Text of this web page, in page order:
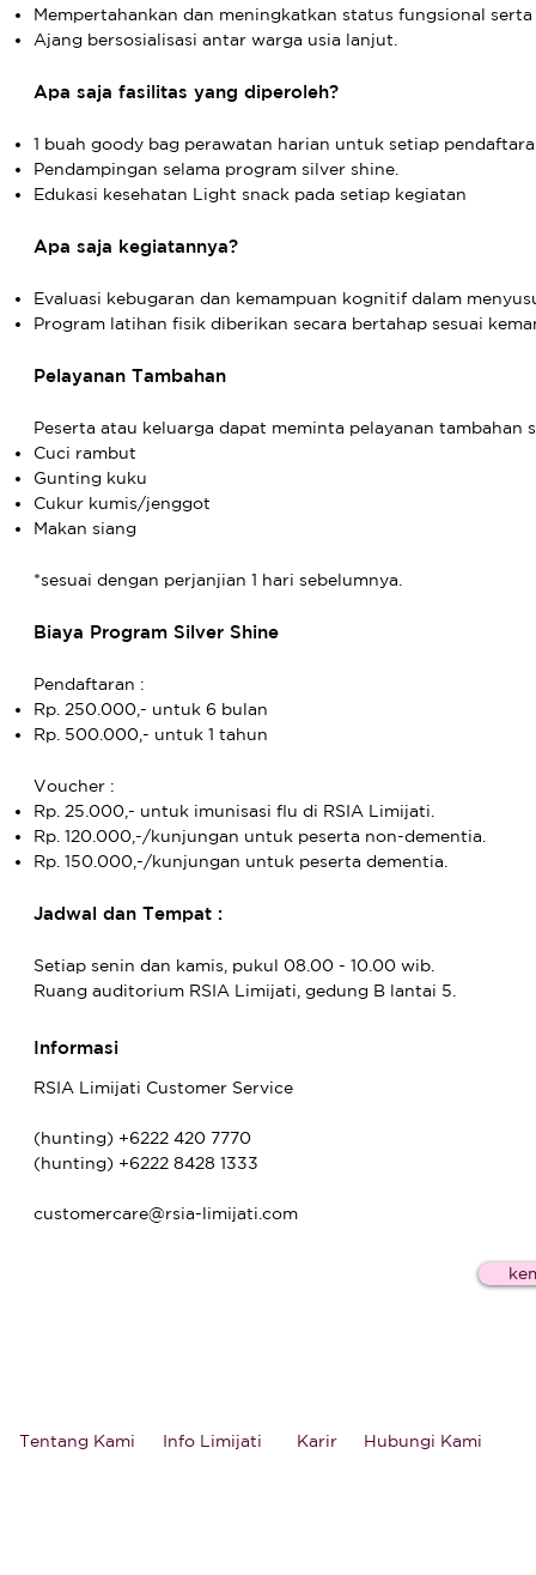
Mempertahankan dan meningkatkan status fungsional
Ajang bersosialisasi antar warga usia lanjut.
Apa saja fasilitas yang diperoleh?
1 buah goody bag perawatan harian untuk setiap
Pendampingan selama program silver shine.
Edukasi kesehatan Light snack pada setiap kegiatan
Apa saja kegiatannya?
Evaluasi kebugaran dan kemampuan kognitif dalam
Program latihan fisik diberikan secara bertahap sesuai
Pelayanan Tambahan
Peserta atau keluarga dapat meminta pelayanan tambahan
Cuci rambut
Gunting kuku
Cukur kumis/jenggot
Makan siang
*sesuai dengan perjanjian 1 hari sebelumnya.
Biaya Program Silver Shine
Pendaftaran :
Rp. 250.000,- untuk 6 bulan
Rp. 500.000,- untuk 1 tahun
Voucher :
Rp. 25.000,- untuk imunisasi flu di RSIA Limijati.
Rp. 120.000,-/kunjungan untuk peserta non-dementia.
Rp. 150.000,-/kunjungan untuk peserta dementia.
Jadwal dan Tempat :
Setiap senin dan kamis, pukul 08.00 - 10.00 wib.
Ruang auditorium RSIA Limijati, gedung B lantai 5.
Informasi
RSIA Limijati Customer Service
(hunting) +6222 420 7770
(hunting) +6222 8428 1333
customercare@rsia-limijati.com
Tentang Kami Info Limijati Karir Hubungi Kami